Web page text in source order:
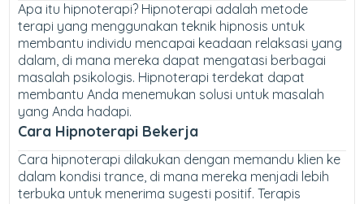
Apa itu hipnoterapi? Hipnoterapi adalah metode
terapi yang menggunakan teknik hipnosis untuk
membantu individu mencapai keadaan relaksasi yang
dalam, di mana mereka dapat mengatasi berbagai
masalah psikologis. Hipnoterapi terdekat dapat
membantu Anda menemukan solusi untuk masalah
yang Anda hadapi.
Cara Hipnoterapi Bekerja
Cara hipnoterapi dilakukan dengan memandu klien ke
dalam kondisi trance, di mana mereka menjadi lebih
terbuka untuk menerima sugesti positif. Terapis